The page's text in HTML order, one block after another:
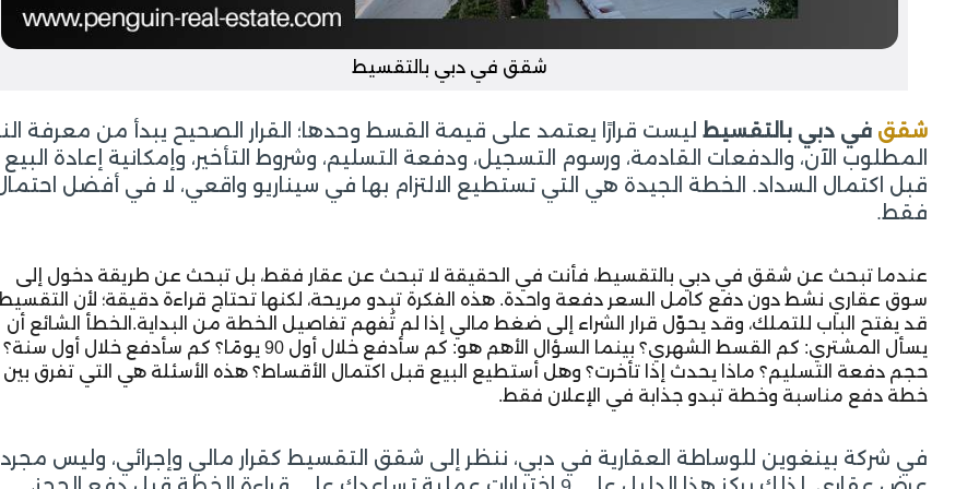
شقق في دبي بالتقسيط
شقق في دبي بالتقسيط ليست قرارًا يعتمد على قيمة القسط وحدها؛ القرار الصحيح يبدأ من معرفة
المطلوب الآن، والدفعات القادمة، ورسوم التسجيل، ودفعة التسليم، وشروط التأخير، وإمكانية إعادة البيع
قبل اكتمال السداد. الخطة الجيدة هي التي تستطيع الالتزام بها في سيناريو واقعي، لا في أفضل
فقط.
عندما تبحث عن شقق في دبي بالتقسيط، فأنت في الحقيقة لا تبحث عن عقار فقط، بل تبحث عن طريقة دخول إلى
سوق عقاري نشط دون دفع كامل السعر دفعة واحدة. هذه الفكرة تبدو مريحة، لكنها تحتاج قراءة دقيقة؛ لأن
قد يفتح الباب للتملك، وقد يحوّل قرار الشراء إلى ضغط مالي إذا لم تُفهم تفاصيل الخطة من البداية.الخطأ الشائع أن
يسأل المشتري: كم القسط الشهري؟ بينما السؤال الأهم هو: كم سأدفع خلال أول 90 يومًا؟ كم سأدفع خلال أول
حجم دفعة التسليم؟ ماذا يحدث إذا تأخرت؟ وهل أستطيع البيع قبل اكتمال الأقساط؟ هذه الأسئلة هي التي تفرق بين
خطة دفع مناسبة وخطة تبدو جذابة في الإعلان فقط.
في شركة بينغوين للوساطة العقارية في دبي، ننظر إلى شقق التقسيط كقرار مالي وإجرائي، وليس مجرد